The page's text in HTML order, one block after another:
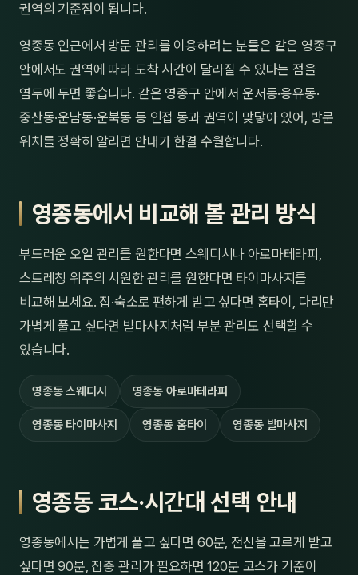
권역의 기준점이 됩니다.
영종동 인근에서 방문 관리를 이용하려는 분들은 같은 영종구
안에서도 권역에 따라 도착 시간이 달라질 수 있다는 점을
염두에 두면 좋습니다. 같은 영종구 안에서 운서동·용유동·
중산동·운남동·운북동 등 인접 동과 권역이 맞닿아 있어, 방문
위치를 정확히 알리면 안내가 한결 수월합니다.
영종동에서 비교해 볼 관리 방식
부드러운 오일 관리를 원한다면 스웨디시나 아로마테라피,
스트레칭 위주의 시원한 관리를 원한다면 타이마사지를
비교해 보세요. 집·숙소로 편하게 받고 싶다면 홈타이, 다리만
가볍게 풀고 싶다면 발마사지처럼 부분 관리도 선택할 수
있습니다.
영종동 스웨디시 영종동 아로마테라피
영종동 타이마사지 영종동 홈타이 영종동 발마사지
영종동 코스·시간대 선택 안내
영종동에서는 가볍게 풀고 싶다면 60분, 전신을 고르게 받고
싶다면 90분, 집중 관리가 필요하면 120분 코스가 기준이